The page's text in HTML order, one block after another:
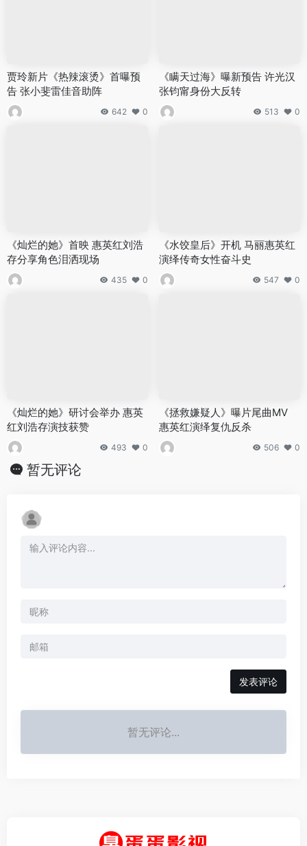
贾玲新片《热辣滚烫》首曝预
告 张小斐雷佳音助阵
642 0
《瞒天过海》曝新预告 许光汉
张钧甯身份大反转
513 0
《灿烂的她》首映 惠英红刘浩
存分享角色泪洒现场
435 0
《水饺皇后》开机 马丽惠英红
演绎传奇女性奋斗史
547 0
《灿烂的她》研讨会举办 惠英
红刘浩存演技获赞
493 0
《拯救嫌疑人》曝片尾曲MV
惠英红演绎复仇反杀
506 0
暂无评论
发表评论
暂无评论...